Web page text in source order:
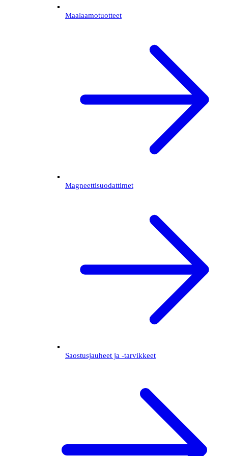
Maalaamotuotteet
Magneettisuodattimet
Saostusjauheet ja -tarvikkeet